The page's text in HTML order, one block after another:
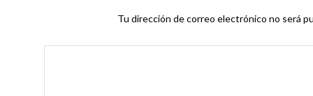
Tu dirección de correo electrónico no será